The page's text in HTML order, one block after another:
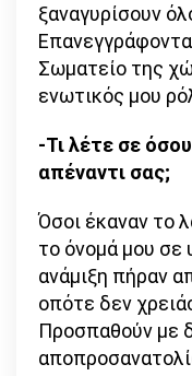
ξαναγυρίσουν
Σωματείο της
ενωτικός μου
-Τι λέτε σε
απέναντι σας;
Όσοι έκαναν το
το όνομά μου
ανάμιξη πήραν
οπότε δεν
Προσπαθούν με